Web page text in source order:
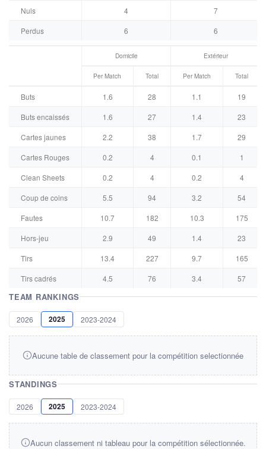
Nuls
4
7
Perdus
6 6
Domicile Extérieur
Per Match Total Per Match Total
Buts 1.6 28 1.1
19
Buts encaissés
1.6 27 1.4
23
Cartes jaunes
2.2 38 1.7
29
Cartes Rouges
0.2 4 0.1
1
Clean Sheets
0.2 4 0.2
4
Coup de coins
5.5 94 3.2
54
Fautes
10.7 182 10.3
175
Hors-jeu
2.9 49 1.4
23
Tirs
13.4 227 9.7
165
Tirs cadrés
4.5 76 3.4 57
TEAM RANKINGS
2026 2025 2023-2024
Aucune table de classement pour la compétition selectionnée
STANDINGS
2026 2025 2023-2024
Aucun classement ni tableau pour la compétition sélectionnée.